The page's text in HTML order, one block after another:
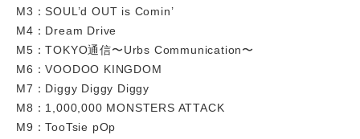
M3：SOUL’d OUT is Comin’
M4：Dream Drive
M5：TOKYO通信〜Urbs Communication〜
M6：VOODOO KINGDOM
M7：Diggy Diggy Diggy
M8：1,000,000 MONSTERS ATTACK
M9：TooTsie pOp